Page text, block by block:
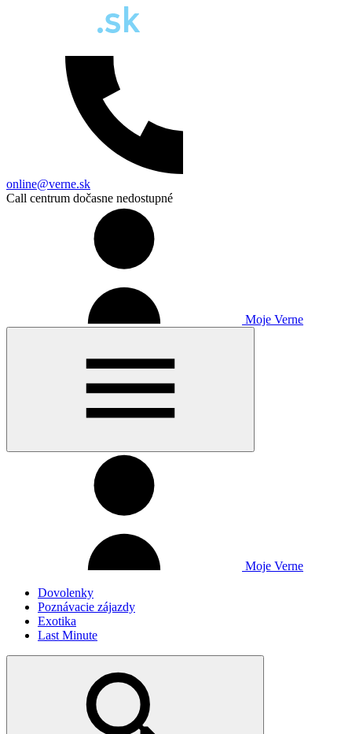
online@verne.sk
Call centrum dočasne nedostupné
Moje Verne
Moje Verne
Dovolenky
Poznávacie zájazdy
Exotika
Last Minute